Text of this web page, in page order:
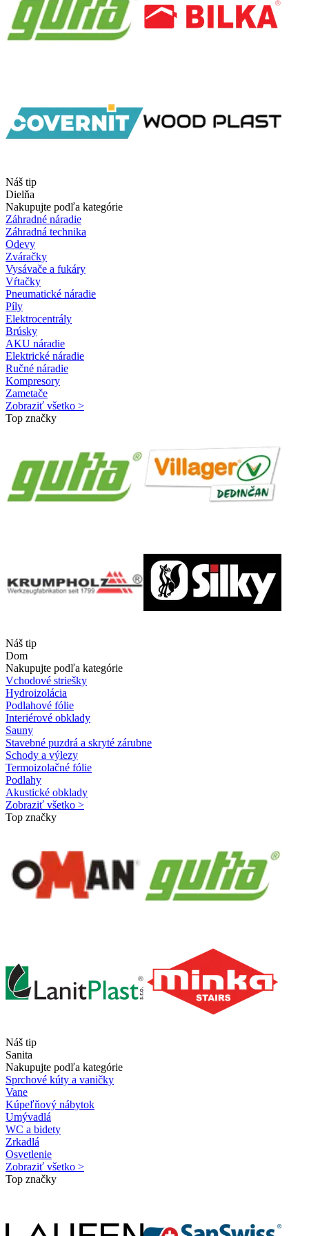
Náš tip
Dielňa
Nakupujte podľa kategórie
Záhradné náradie
Záhradná technika
Odevy
Zváračky
Vysávače a fukáry
Vŕtačky
Pneumatické náradie
Píly
Elektrocentrály
Brúsky
AKU náradie
Elektrické náradie
Ručné náradie
Kompresory
Zametače
Zobraziť všetko >
Top značky
Náš tip
Dom
Nakupujte podľa kategórie
Vchodové striešky
Hydroizolácia
Podlahové fólie
Interiérové obklady
Sauny
Stavebné puzdrá a skryté zárubne
Schody a výlezy
Termoizolačné fólie
Podlahy
Akustické obklady
Zobraziť všetko >
Top značky
Náš tip
Sanita
Nakupujte podľa kategórie
Sprchové kúty a vaničky
Vane
Kúpeľňový nábytok
Umývadlá
WC a bidety
Zrkadlá
Osvetlenie
Zobraziť všetko >
Top značky